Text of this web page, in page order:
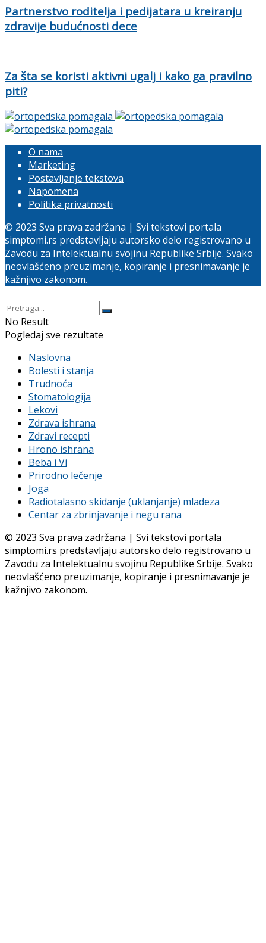
Partnerstvo roditelja i pedijatara u kreiranju
zdravije budućnosti dece
Za šta se koristi aktivni ugalj i kako ga pravilno
piti?
O nama
Marketing
Postavljanje tekstova
Napomena
Politika privatnosti
© 2023 Sva prava zadržana | Svi tekstovi portala
simptomi.rs predstavljaju autorsko delo registrovano u
Zavodu za Intelektualnu svojinu Republike Srbije. Svako
neovlašćeno preuzimanje, kopiranje i presnimavanje je
kažnjivo zakonom.
No Result
Pogledaj sve rezultate
Naslovna
Bolesti i stanja
Trudnoća
Stomatologija
Lekovi
Zdrava ishrana
Zdravi recepti
Hrono ishrana
Beba i Vi
Prirodno lečenje
Joga
Radiotalasno skidanje (uklanjanje) mladeza
Centar za zbrinjavanje i negu rana
© 2023 Sva prava zadržana | Svi tekstovi portala
simptomi.rs predstavljaju autorsko delo registrovano u
Zavodu za Intelektualnu svojinu Republike Srbije. Svako
neovlašćeno preuzimanje, kopiranje i presnimavanje je
kažnjivo zakonom.